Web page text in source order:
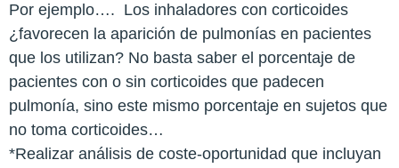
Por ejemplo…. Los inhaladores con corticoides
¿favorecen la aparición de pulmonías en pacientes
que los utilizan? No basta saber el porcentaje de
pacientes con o sin corticoides que padecen
pulmonía, sino este mismo porcentaje en sujetos que
no toma corticoides…
*Realizar análisis de coste-oportunidad que incluyan